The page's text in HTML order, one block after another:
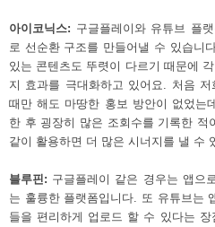
아이코닉스: 구글플레이와 유튜브 플
로 선순환 구조를 만들어낼 수 있습니
있는 콘텐츠도 뚜렷이 다르기 때문에
지 효과를 극대화하고 있어요. 처음
때만 해도 마땅한 홍보 방안이 없었는
한 후 굉장히 많은 조회수를 기록한 적
같이 활용하면 더 많은 시너지를 낼 수
블루핀: 구글플레이 같은 경우는 앱으
는 훌륭한 플랫폼입니다. 또 유튜브는
들을 편리하게 업로드 할 수 있다는